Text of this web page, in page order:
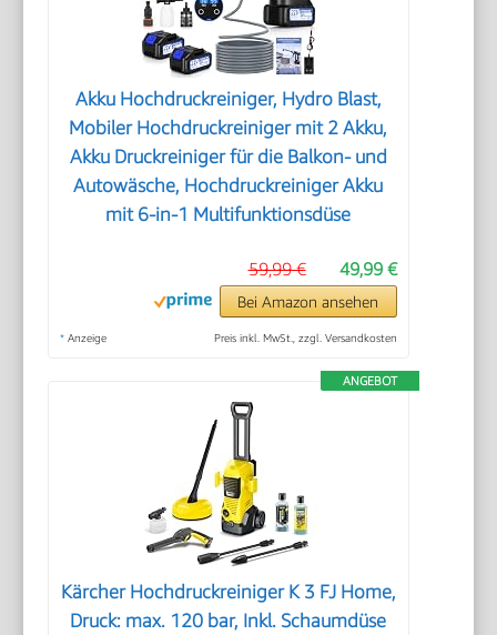
Akku Hochdruckreiniger, Hydro Blast,
Mobiler Hochdruckreiniger mit 2 Akku,
Akku Druckreiniger für die Balkon- und
Autowäsche, Hochdruckreiniger Akku
mit 6-in-1 Multifunktionsdüse
49,99 €
59,99 €
Bei Amazon ansehen
* Anzeige Preis inkl. MwSt., zzgl. Versandkosten
ANGEBOT
Kärcher Hochdruckreiniger K 3 FJ Home,
Druck: max. 120 bar, Inkl. Schaumdüse